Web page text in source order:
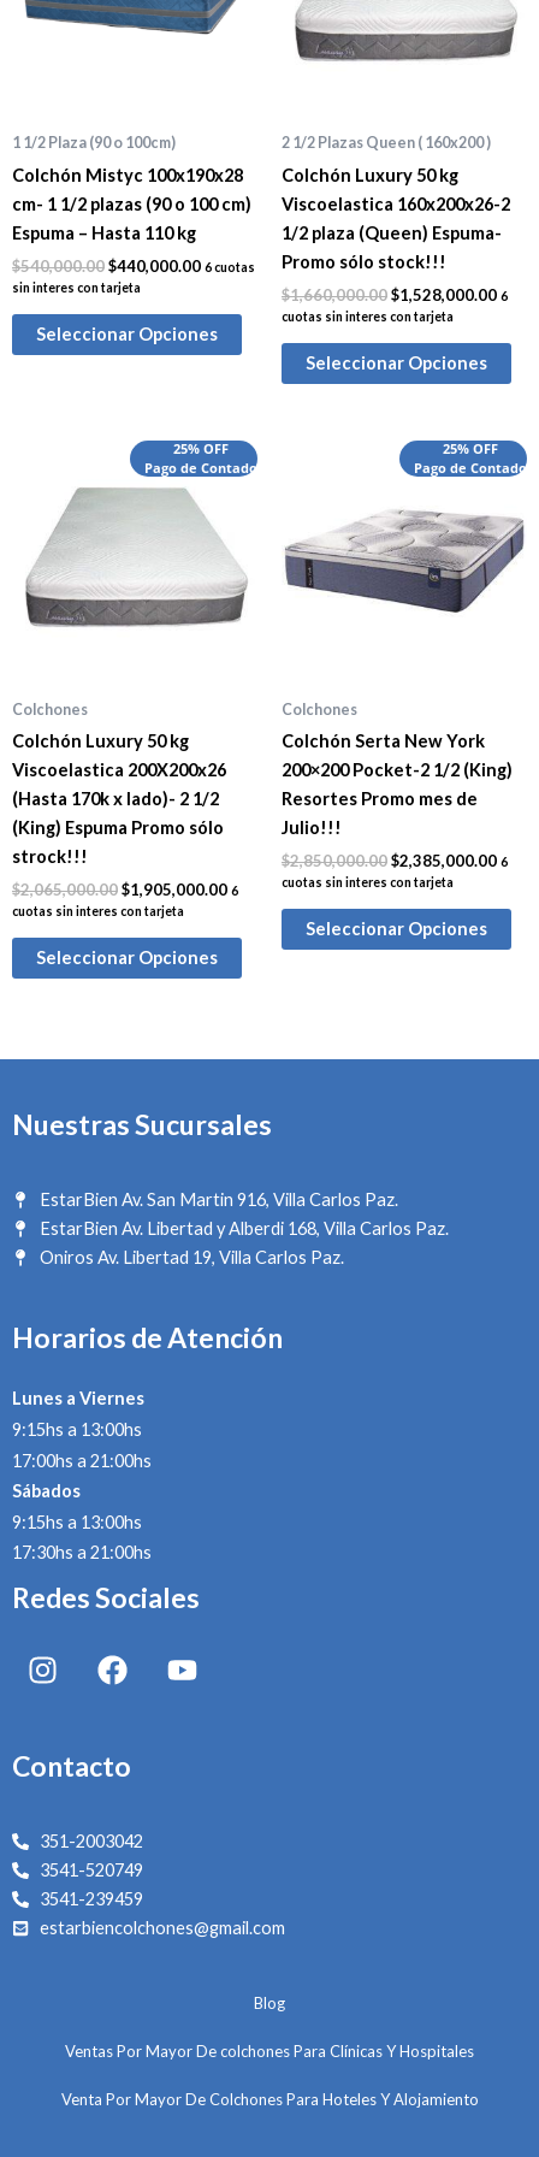
1 1/2 Plaza (90 o 100cm)
Colchón Mistyc 100x190x28
cm- 1 1/2 plazas (90 o 100 cm)
Espuma – Hasta 110 kg
$540,000.00$440,000.00 6 cuotas
sin interes con tarjeta
Seleccionar Opciones
2 1/2 Plazas Queen ( 160x200 )
Colchón Luxury 50 kg
Viscoelastica 160x200x26-2
1/2 plaza (Queen) Espuma-
Promo sólo stock!!!
$1,660,000.00$1,528,000.00 6
cuotas sin interes con tarjeta
Seleccionar Opciones
25% OFF
Pago de Contado
Colchones
Colchón Luxury 50 kg
Viscoelastica 200X200x26
(Hasta 170k x lado)- 2 1/2
(King) Espuma Promo sólo
strock!!!
$2,065,000.00
El
precio
original
$2,065,000.00.
$1,905,000.00
El
precio
$1,905,000.00.
6
cuotas sin interes con tarjeta
Seleccionar Opciones
25% OFF
Pago de Contado
Colchones
Colchón Serta New York
200×200 Pocket-2 1/2 (King)
Resortes Promo mes de
Julio!!!
$2,850,000.00
El
precio
era:
$2,850,000.00.
$2,385,000.00
El
6
cuotas sin interes con tarjeta
Seleccionar Opciones
Nuestras Sucursales
EstarBien Av. San Martin 916, Villa Carlos Paz.
EstarBien Av. Libertad y Alberdi 168, Villa Carlos Paz.
Oniros Av. Libertad 19, Villa Carlos Paz.
Horarios de Atención
Lunes a Viernes
9:15hs a 13:00hs
17:00hs a 21:00hs
Sábados
9:15hs a 13:00hs
17:30hs a 21:00hs
Redes Sociales
I
n
a
r
a
m
F
a
b
o
k
Y
o
Contacto
351-2003042
3541-520749
3541-239459
estarbiencolchones@gmail.com
Blog
Ventas Por Mayor De colchones Para Clínicas Y Hospitales
Venta Por Mayor De Colchones Para Hoteles Y Alojamiento